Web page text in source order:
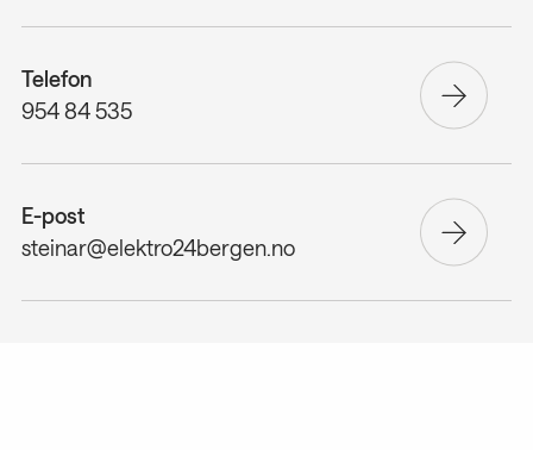
Telefon
954 84 535
E-post
steinar@elektro24bergen.no